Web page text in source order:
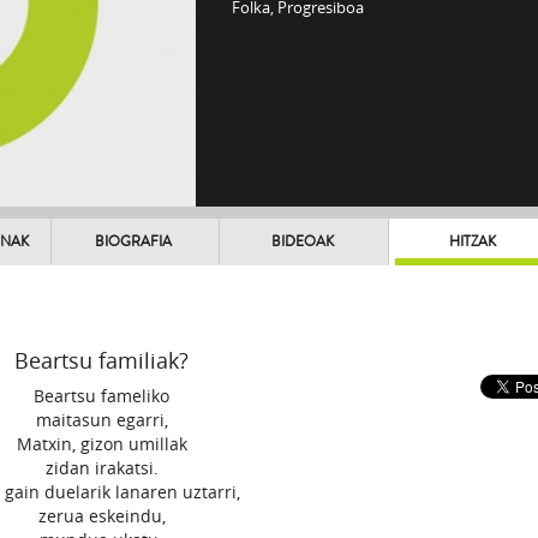
Folka, Progresiboa
BIOGRAFIA BIDEOAK HITZAK
Beartsu familiak?
Beartsu fameliko
maitasun egarri,
Matxin, gizon umillak
zidan irakatsi.
gain duelarik lanaren uztarri,
zerua eskeindu,